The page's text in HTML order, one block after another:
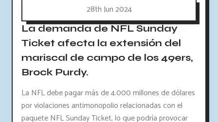
28th Jun 2024
La demanda de NFL Sunday
Ticket afecta la extensión del
mariscal de campo de los 49ers,
Brock Purdy.
La NFL debe pagar más de 4.000 millones de dólares
por violaciones antimonopolio relacionadas con el
paquete NFL Sunday Ticket, lo que podría provocar